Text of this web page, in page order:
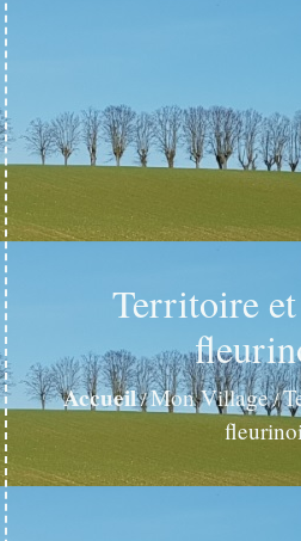
Territoire et
Accueil/Mon Village/